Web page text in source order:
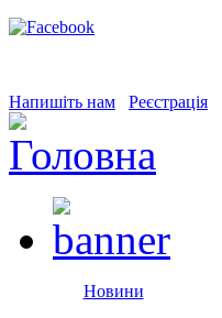
Напишіть нам Реєстрація
Новини